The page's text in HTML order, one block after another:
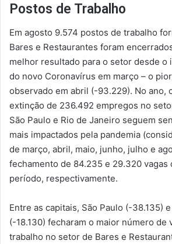
Postos de Trabalho
Em agosto 9.574 postos de trabalho
Bares e Restaurantes foram
melhor resultado para o setor desde o
do novo Coronavírus em março – o
observado em abril (-93.229). No ano,
extinção de 236.492 empregos no
São Paulo e Rio de Janeiro seguem
mais impactados pela pandemia
de março, abril, maio, junho, julho e
fechamento de 84.235 e 29.320 vagas
período, respectivamente.
Entre as capitais, São Paulo (-38.135)
(-18.130) fecharam o maior número de
trabalho no setor de Bares e